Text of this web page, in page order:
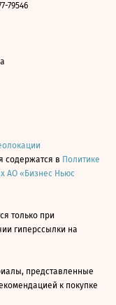
79546
содержатся в Политике
АО «Бизнес Ньюс
только при
гиперссылки на
представленные
к покупке